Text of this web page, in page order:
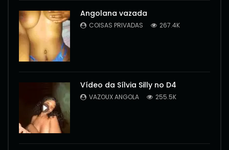
Angolana vazada
COISAS PRIVADAS 267.4K
Vídeo da Sílvia Silly no D4
VAZOUX ANGOLA 255.5K